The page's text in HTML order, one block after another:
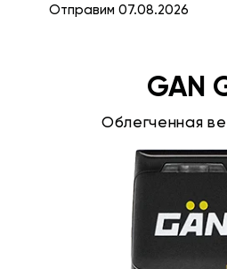
Отправим 07.08.2026
GAN
Облегченная